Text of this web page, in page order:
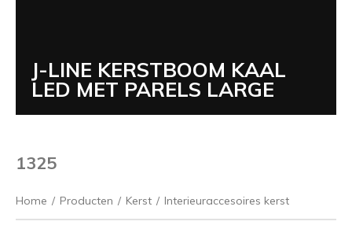
J-LINE KERSTBOOM KAAL
LED MET PARELS LARGE
1325
Home / Producten / Kerst / Interieuraccesoires kerst